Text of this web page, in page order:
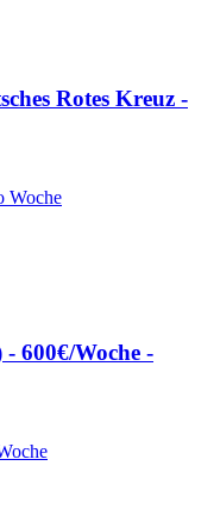
Rotes Kreuz -
Woche
600€/Woche -